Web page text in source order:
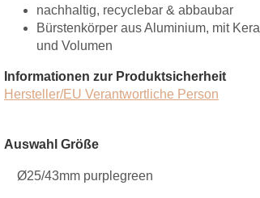
nachhaltig, recyclebar & abbaubar
Bürstenkörper aus Aluminium, mit
und Volumen
Informationen zur Produktsicherheit
Hersteller/EU Verantwortliche Person
Auswahl Größe